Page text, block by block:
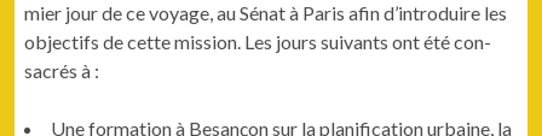
mier jour de ce voy­age, au Sénat à Paris afin d’introduire les
objec­tifs de cette mis­sion. Les jours suiv­ants ont été con­
sacrés à :
Une for­ma­tion à Besançon sur la plan­i­fi­ca­tion urbaine, la